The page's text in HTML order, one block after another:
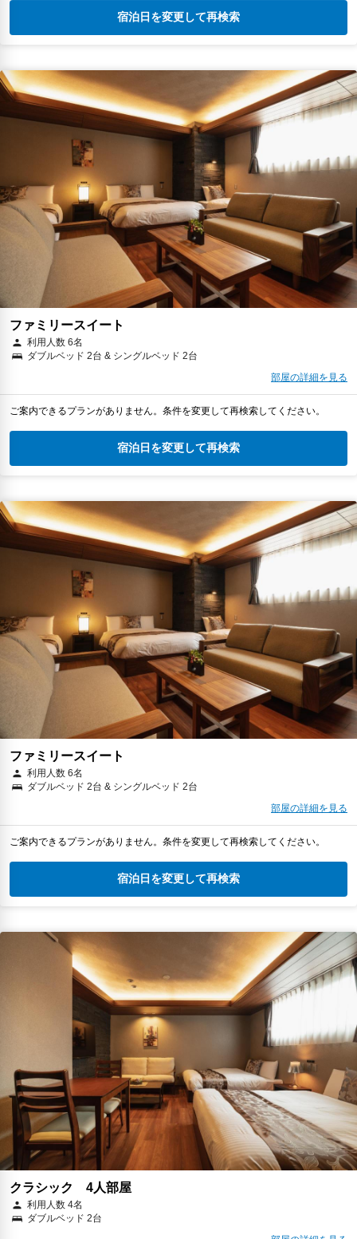
宿泊日を変更して再検索
ファミリースイート
利用人数 6名
ダブルベッド 2台 & シングルベッド 2台
部屋の詳細を見る
ご案内できるプランがありません。条件を変更して再検索してください。
宿泊日を変更して再検索
ファミリースイート
利用人数 6名
ダブルベッド 2台 & シングルベッド 2台
部屋の詳細を見る
ご案内できるプランがありません。条件を変更して再検索してください。
宿泊日を変更して再検索
クラシック 4人部屋
利用人数 4名
ダブルベッド 2台